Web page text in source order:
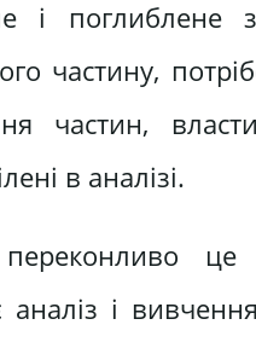
і поглиблене
частину,
частин,
в аналізі.
це
аналіз і